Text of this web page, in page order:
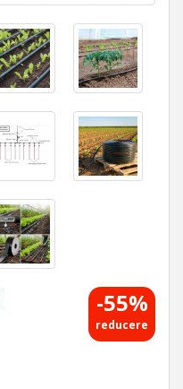
-55%
reducere